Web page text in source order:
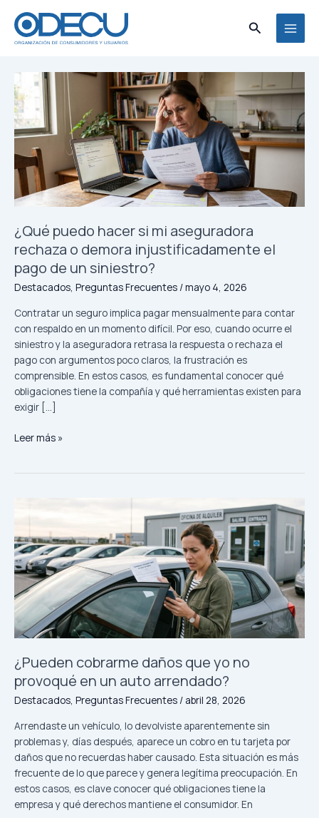
contenido
Buscar
¿Qué puedo hacer si mi aseguradora
rechaza o demora injustificadamente el
pago de un siniestro?
Destacados Preguntas Frecuentes /mayo 4, 2026
Contratar un seguro implica pagar mensualmente para contar
con respaldo en un momento difícil. Por eso, cuando ocurre el
siniestro y la aseguradora retrasa la respuesta o rechaza el
pago con argumentos poco claros, la frustración es
comprensible. En estos casos, es fundamental conocer qué
obligaciones tiene la compañía y qué herramientas existen para
exigir […]
¿Qué
aseguradora
rechaza
o
demora
injustificadamente
el
pago
de
un
siniestro?
Leer más »
¿Pueden cobrarme daños que yo no
provoqué en un auto arrendado?
Destacados Preguntas Frecuentes / abril 28, 2026
Arrendaste un vehículo, lo devolviste aparentemente sin
problemas y, días después, aparece un cobro en tu tarjeta por
daños que no recuerdas haber causado. Esta situación es más
frecuente de lo que parece y genera legítima preocupación. En
estos casos, es clave conocer qué obligaciones tiene la
empresa y qué derechos mantiene el consumidor. En